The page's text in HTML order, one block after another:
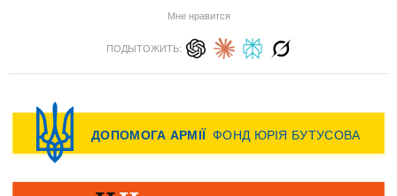
Мне нравится
ПОДЫТОЖИТЬ: